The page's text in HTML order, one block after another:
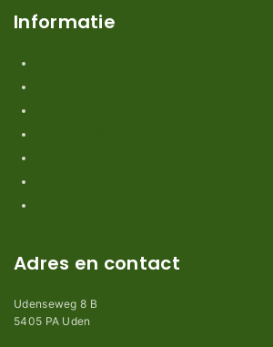
Informatie
Adres en contact
Udenseweg 8 B
5405 PA Uden